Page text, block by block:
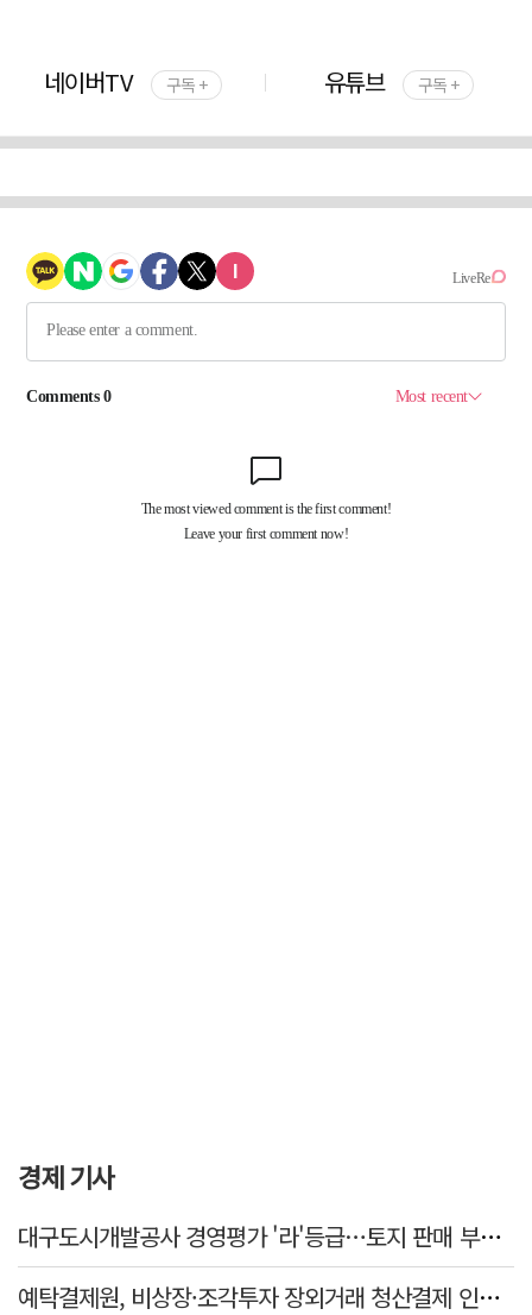
네이버TV 구독 + 유튜브 구독 +
경제 기사
대구도시개발공사 경영평가 '라'등급…토지 판매 부진에 1년 만에 두 단계 '뚝'
예탁결제원, 비상장·조각투자 장외거래 청산결제 인프라 구축 착수…연내 가동